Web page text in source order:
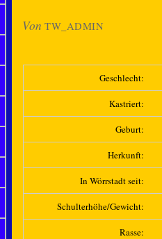
Von TW_ADMIN
Geschlecht:
Kastriert:
Geburt:
Herkunft:
In Wörrstadt seit:
Schulterhöhe/Gewicht:
Rasse: